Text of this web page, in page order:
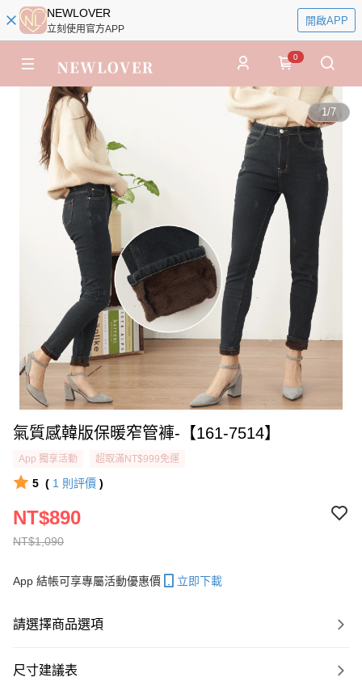
NEWLOVER
立刻使用官方APP
開啟APP
0
1/7
氣質感韓版保暖窄管褲-【161-7514】
App 獨享活動 超取滿NT$999免運
5 ( 1 則評價 )
NT$1,090
NT$890
App 結帳可享專屬活動優惠價 立即下載
請選擇商品選項
尺寸建議表